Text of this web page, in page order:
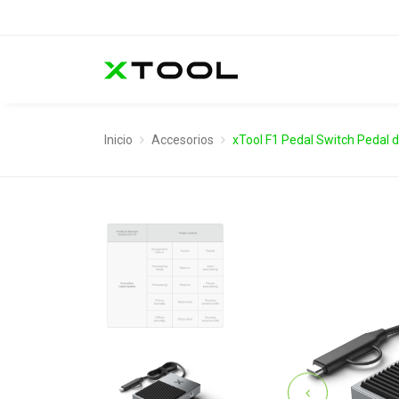
Inicio Accesorios xTool F1 Pedal Switch Pedal